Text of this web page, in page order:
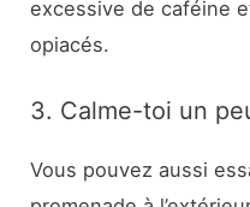
excessive de caféine
opiacés.
3. Calme-toi un
Vous pouvez aussi